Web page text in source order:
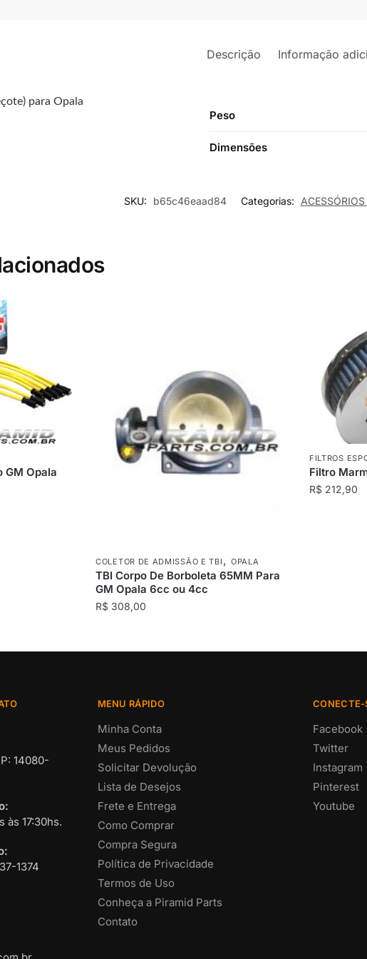
Descrição Informação
para Opala
Peso
Dimensões
SKU: b65c46eaad84 Categorias:
GM Opala
COLETOR DE ADMISSÃO E TBI , OPALA
TBI Corpo De Borboleta 65MM Para
GM Opala 6cc ou 4cc
R$ 308,00
FILTROS
Filtro
R$212,90
14080-
às 17:30hs.
1374
MENU RÁPIDO
Minha Conta
Meus Pedidos
Solicitar Devolução
Lista de Desejos
Frete e Entrega
Como Comprar
Compra Segura
Política de Privacidade
Termos de Uso
Conheça a Piramid Parts
Contato
CONECTE-
Facebook
Twitter
Instagram
Pinterest
Youtube